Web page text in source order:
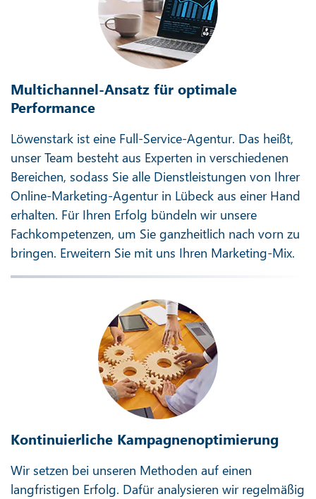
Multichannel-Ansatz für optimale
Performance
Löwenstark ist eine Full-Service-Agentur. Das heißt,
unser Team besteht aus Experten in verschiedenen
Bereichen, sodass Sie alle Dienstleistungen von Ihrer
Online-Marketing-Agentur in Lübeck aus einer Hand
erhalten. Für Ihren Erfolg bündeln wir unsere
Fachkompetenzen, um Sie ganzheitlich nach vorn zu
bringen. Erweitern Sie mit uns Ihren Marketing-Mix.
Kontinuierliche Kampagnenoptimierung
Wir setzen bei unseren Methoden auf einen
langfristigen Erfolg. Dafür analysieren wir regelmäßig